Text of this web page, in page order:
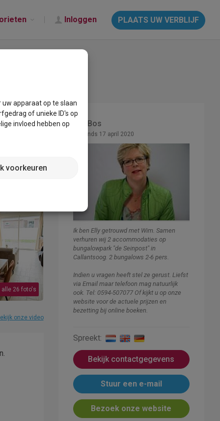
Inloggen PLAATS UW VERBLIJF
alle 26 foto's
onze video
Elly Bos
Lid sinds 17 april 2020
Ik ben Elly getrouwd met Wim. Samen
verhuren wij 2 accommodaties op
bungalowpark "de Seinpost" in
Callantsoog. 2 bungalows 2-6 pers.
Indien u vragen heeft stel ze gerust. Liefst
via Email maar telefoon mag natuurlijk
ook. Tel: 0594-507077 Of kijkt u op onze
website voor de actuele prijzen en
bezetting bij online boeken.
Spreekt:
Bekijk contactgegevens
Stuur een e-mail
Bezoek onze website
apparaat op te slaan
of unieke ID's op
invloed hebben op
voorkeuren